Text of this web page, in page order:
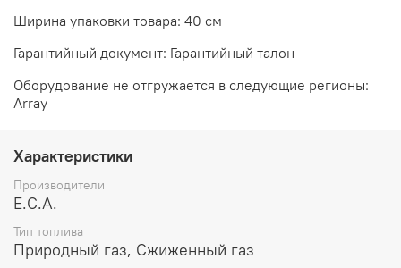
Ширина упаковки товара: 40 см
Гарантийный документ: Гарантийный талон
Оборудование не отгружается в следующие регионы:
Array
Характеристики
Производители
E.C.A.
Тип топлива
Природный газ, Сжиженный газ